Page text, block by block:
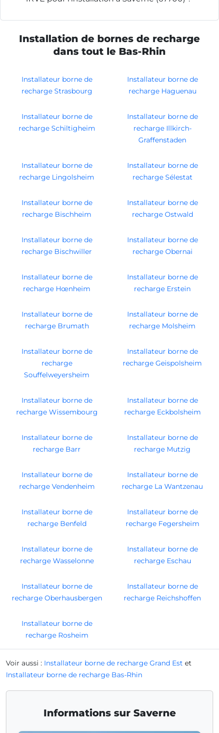
Installation de bornes de recharge
dans tout le Bas-Rhin
Installateur borne de
recharge Strasbourg
Installateur borne de
recharge Haguenau
Installateur borne de
recharge Schiltigheim
Installateur borne de
recharge Illkirch-
Graffenstaden
Installateur borne de
recharge Lingolsheim
Installateur borne de
recharge Sélestat
Installateur borne de
recharge Bischheim
Installateur borne de
recharge Ostwald
Installateur borne de
recharge Bischwiller
Installateur borne de
recharge Obernai
Installateur borne de
recharge Hœnheim
Installateur borne de
recharge Erstein
Installateur borne de
recharge Brumath
Installateur borne de
recharge Molsheim
Installateur borne de
recharge
Souffelweyersheim
Installateur borne de
recharge Geispolsheim
Installateur borne de
recharge Wissembourg
Installateur borne de
recharge Eckbolsheim
Installateur borne de
recharge Barr
Installateur borne de
recharge Mutzig
Installateur borne de
recharge Vendenheim
Installateur borne de
recharge La Wantzenau
Installateur borne de
recharge Benfeld
Installateur borne de
recharge Fegersheim
Installateur borne de
recharge Wasselonne
Installateur borne de
recharge Eschau
Installateur borne de
recharge Oberhausbergen
Installateur borne de
recharge Reichshoffen
Installateur borne de
recharge Rosheim
Voir aussi : Installateur borne de recharge Grand Est et
Installateur borne de recharge Bas-Rhin
Informations sur Saverne